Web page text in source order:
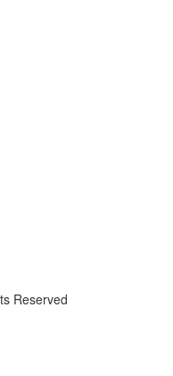
Reserved